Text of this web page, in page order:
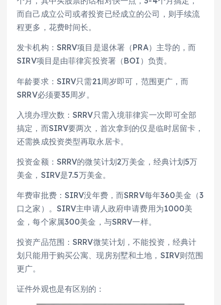
而自己成立公司或者投资已经成立的公司，则手续流
程更多，花费时间长。
发卡机构：SRRV项目是退休署（PRA）主导的，而
SIRV项目是由菲律宾投资署（BOI）负责。
年龄要求：SIRV只需21周岁即可，范围更广，而
SRRV必须要35周岁。
入境办理次数：SRRV只需入境菲律宾一次即可全部
搞定，而SIRV要两次，首次拿到的仅是临时居留卡，
还需换成投资类型再取永居卡。
投资金额：SRRV的微笑计划2万美金，经典计划5万
美金，SIRV是7.5万美金。
年费审批费：SIRV没年费，而SRRV每年360美金（3
口之家）。SIRV主申请人政府申请费用为1000美
金，每个家属300美金，与SRRV一样。
投资产品范围：SRRV微笑计划，不能投资，经典计
划只能用于购买公寓、现房别墅和土地，SIRV则范围
更广。
证件外观也是有区别的：